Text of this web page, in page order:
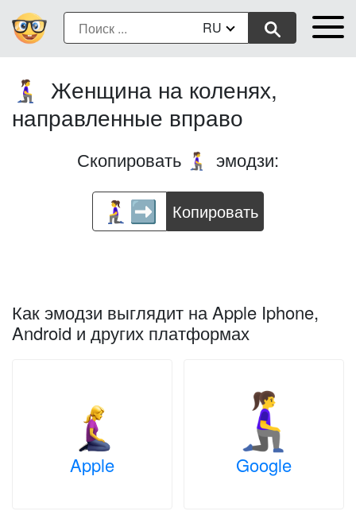
RU
🧎‍♀️‍➡️
Женщина на коленях,
направленные вправо
Скопировать 🧎‍♀️‍➡️ эмодзи:
Копировать
Как эмодзи выглядит на Apple Iphone,
Android и других платформах
Apple Google